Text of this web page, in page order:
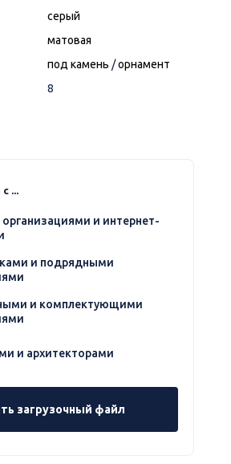
серый
матовая
под камень /орнамент
8
...
и интернет-
и подрядными
и комплектующими
и архитекторами
загрузочный файл